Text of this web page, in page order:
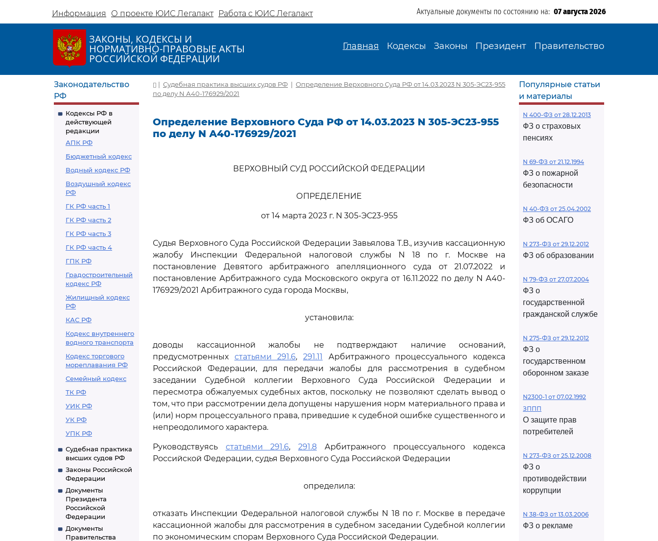
Информация О проекте ЮИС Легалакт Работа с ЮИС Легалакт Актуальные документы по состоянию на: 07 августа 2026
ЗАКОНЫ, КОДЕКСЫ И
НОРМАТИВНО-ПРАВОВЫЕ АКТЫ
РОССИЙСКОЙ ФЕДЕРАЦИИ
Главная Кодексы Законы Президент Правительство
Законодательство
РФ
Кодексы РФ в
действующей
редакции
АПК РФ
Бюджетный кодекс
Водный кодекс РФ
Воздушный кодекс
РФ
ГК РФ часть 1
ГК РФ часть 2
ГК РФ часть 3
ГК РФ часть 4
ГПК РФ
Градостроительный
кодекс РФ
Жилищный кодекс
РФ
КАС РФ
Кодекс внутреннего
водного транспорта
Кодекс торгового
мореплавания РФ
Семейный кодекс
ТК РФ
УИК РФ
УК РФ
УПК РФ
Судебная практика
высших судов РФ
Законы Российской
Федерации
Документы
Президента
Российской
Федерации
Документы
Правительства
| Судебная практика высших судов РФ | Определение Верховного Суда РФ от 14.03.2023 N 305-ЭС23-955
по делу N А40-176929/2021
Определение Верховного Суда РФ от 14.03.2023 N 305-ЭС23-955
по делу N А40-176929/2021
ВЕРХОВНЫЙ СУД РОССИЙСКОЙ ФЕДЕРАЦИИ
ОПРЕДЕЛЕНИЕ
от 14 марта 2023 г. N 305-ЭС23-955
Судья Верховного Суда Российской Федерации Завьялова Т.В., изучив кассационную
жалобу Инспекции Федеральной налоговой службы N 18 по г. Москве на
постановление Девятого арбитражного апелляционного суда от 21.07.2022 и
постановление Арбитражного суда Московского округа от 16.11.2022 по делу N А40-
176929/2021 Арбитражного суда города Москвы,
установила:
доводы кассационной жалобы не подтверждают наличие оснований,
предусмотренных статьями 291.6,291.11
Арбитражного процессуального кодекса
Российской Федерации, для передачи жалобы для рассмотрения в судебном
заседании Судебной коллегии Верховного Суда Российской Федерации и
пересмотра обжалуемых судебных актов, поскольку не позволяют сделать вывод о
том, что при рассмотрении дела допущены нарушения норм материального права и
(или) норм процессуального права, приведшие к судебной ошибке существенного и
непреодолимого характера.
Руководствуясь статьями 291.6,291.8 Арбитражного процессуального кодекса
Российской Федерации, судья Верховного Суда Российской Федерации
определила:
отказать Инспекции Федеральной налоговой службы N 18 по г. Москве в передаче
кассационной жалобы для рассмотрения в судебном заседании Судебной коллегии
по экономическим спорам Верховного Суда Российской Федерации.
Популярные статьи
и материалы
N 400-ФЗ от 28.12.2013
ФЗ о страховых
пенсиях
N 69-ФЗ от 21.12.1994
ФЗ о пожарной
безопасности
N 40-ФЗ от 25.04.2002
ФЗ об ОСАГО
N 273-ФЗ от 29.12.2012
ФЗ об образовании
N 79-ФЗ от 27.07.2004
ФЗ о
государственной
гражданской службе
N 275-ФЗ от 29.12.2012
ФЗ о
государственном
оборонном заказе
N2300-1 от 07.02.1992
ЗППП
О защите прав
потребителей
N 273-ФЗ от 25.12.2008
ФЗ о
противодействии
коррупции
N 38-ФЗ от 13.03.2006
ФЗ о рекламе